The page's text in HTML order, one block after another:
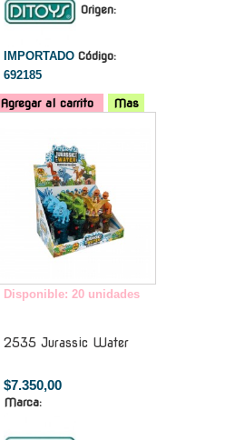
Origen:
IMPORTADO Código:
692185
Agregar al carrito
Mas
Disponible: 20 unidades
2535 Jurassic Water
$7.350,00
Marca: